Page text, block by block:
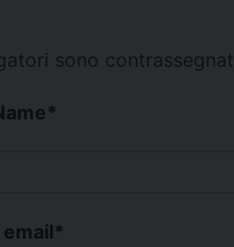
sono contrassegnati
*
email*